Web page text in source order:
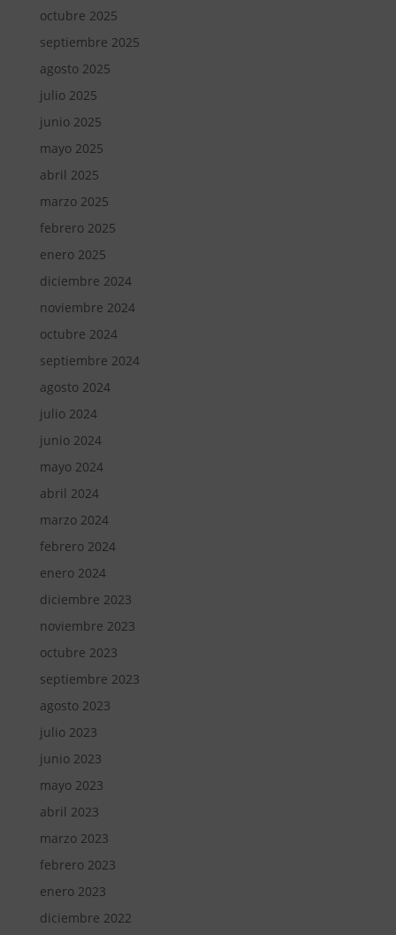
octubre 2025
septiembre 2025
agosto 2025
julio 2025
junio 2025
mayo 2025
abril 2025
marzo 2025
febrero 2025
enero 2025
diciembre 2024
noviembre 2024
octubre 2024
septiembre 2024
agosto 2024
julio 2024
junio 2024
mayo 2024
abril 2024
marzo 2024
febrero 2024
enero 2024
diciembre 2023
noviembre 2023
octubre 2023
septiembre 2023
agosto 2023
julio 2023
junio 2023
mayo 2023
abril 2023
marzo 2023
febrero 2023
enero 2023
diciembre 2022